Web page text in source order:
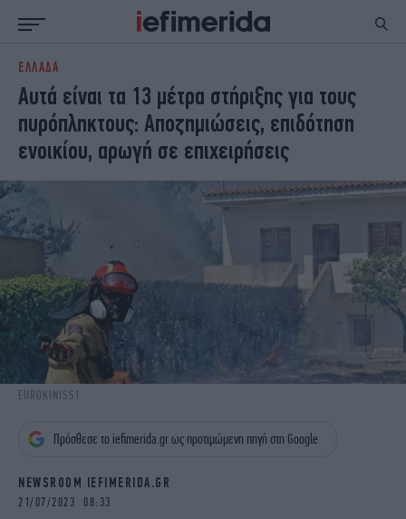
ΕΙΔΗΣΕΙΣ
NON PAPER
ΕΛΛΑΔΑ
ΟΙΚΟΝΟΜΙΑ
ΚΟΣΜΟΣ
ΠΟΛΙΤΙΣΜΟΣ
ΠΑΝΕΛΛΗΝΙΕΣ
ΖΩΗ
ΣΠΟΡ
ΓΥΝΑΙΚΑ
ENGLISH EDITION
ΠΟΛΗ
STORIES
ΕΚΛΟΓΕΣ
ΤΕΧΝΟΛΟΓΙΑ
ΥΓΕΙΑ
DESIGN
ΟΛΥΜΠΙΑΚΟΙ ΑΓΩΝΕΣ
EURO
GREEN
PODCAST
iAUTOKINITO
iOPINIONS
OSCARS
THE OCEAN
ΕΛΛΑΔΑ
Αυτά είναι τα 13 μέτρα στήριξης για τους
πυρόπληκτους: Αποζημιώσεις, επιδότηση
ενοικίου, αρωγή σε επιχειρήσεις
EUROKINISSI
Πρόσθεσε το iefimerida.gr ως προτιμώμενη πηγή στη Google
NEWSROOM IEFIMERIDA.GR
21/07/2023 08:33